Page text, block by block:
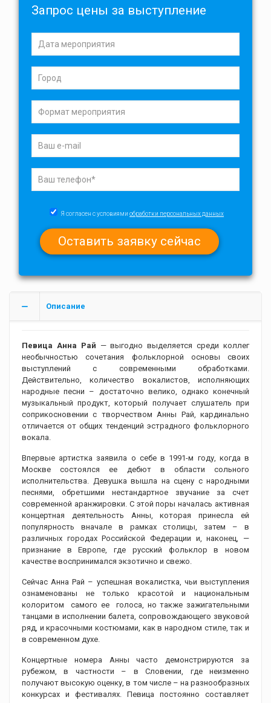
Запрос цены за выступление
Я согласен с условиями обработки персональных данных
Описание
Певица Анна Рай — выгодно выделяется среди коллег
необычностью сочетания фольклорной основы своих
выступлений с современными обработками.
Действительно, количество вокалистов, исполняющих
народные песни – достаточно велико, однако конечный
музыкальный продукт, который получает слушатель при
соприкосновении с творчеством Анны Рай, кардинально
отличается от общих тенденций эстрадного фольклорного
вокала.
Впервые артистка заявила о себе в 1991-м году, когда в
Москве состоялся ее дебют в области сольного
исполнительства. Девушка вышла на сцену с народными
песнями, обретшими нестандартное звучание за счет
современной аранжировки. С этой поры началась активная
концертная деятельность Анны, которая принесла ей
популярность вначале в рамках столицы, затем – в
различных городах Российской Федерации и, наконец, —
признание в Европе, где русский фольклор в новом
качестве воспринимался экзотично и свежо.
Сейчас Анна Рай – успешная вокалистка, чьи выступления
ознаменованы не только красотой и национальным
колоритом самого ее голоса, но также зажигательными
танцами в исполнении балета, сопровождающего звуковой
ряд, и красочными костюмами, как в народном стиле, так и
в современном духе.
Концертные номера Анны часто демонстрируются за
рубежом, в частности – в Словении, где неизменно
получают высокую оценку, в том числе – на разнообразных
конкурсах и фестивалях. Певица постоянно составляет